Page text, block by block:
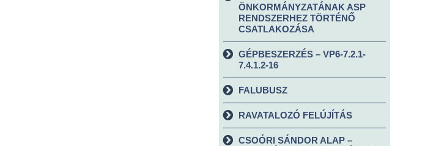
ÖNKORMÁNYZATÁNAK ASP
RENDSZERHEZ TÖRTÉNŐ
CSATLAKOZÁSA
GÉPBESZERZÉS – VP6-7.2.1-
7.4.1.2-16
FALUBUSZ
RAVATALOZÓ FELÚJÍTÁS
CSOÓRI SÁNDOR ALAP –